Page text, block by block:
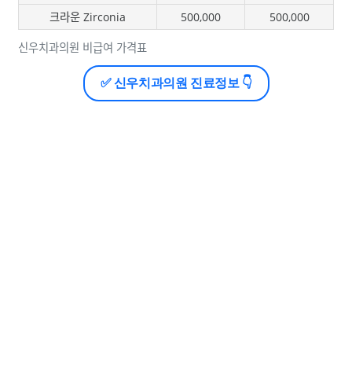
신우치과의원 비급여 가격표
크라운 Zirconia
500,000 500,000
✅ 신우치과의원 진료정보 👇